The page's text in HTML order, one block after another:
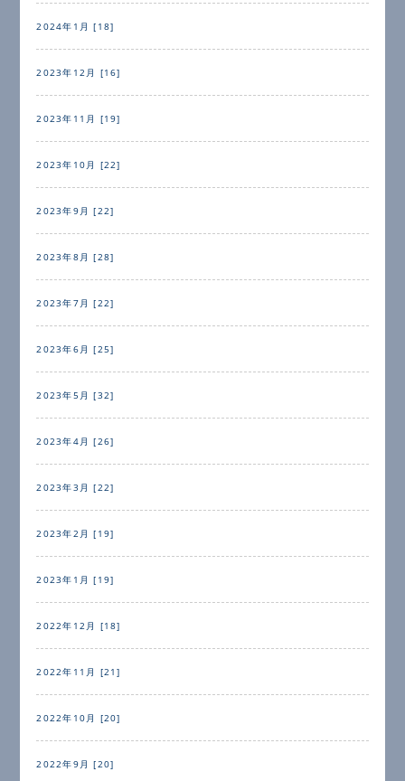
2024年1月 [18]
2023年12月 [16]
2023年11月 [19]
2023年10月 [22]
2023年9月 [22]
2023年8月 [28]
2023年7月 [22]
2023年6月 [25]
2023年5月 [32]
2023年4月 [26]
2023年3月 [22]
2023年2月 [19]
2023年1月 [19]
2022年12月 [18]
2022年11月 [21]
2022年10月 [20]
2022年9月 [20]